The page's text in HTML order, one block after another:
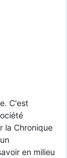
C'est
la Chronique
en milieu